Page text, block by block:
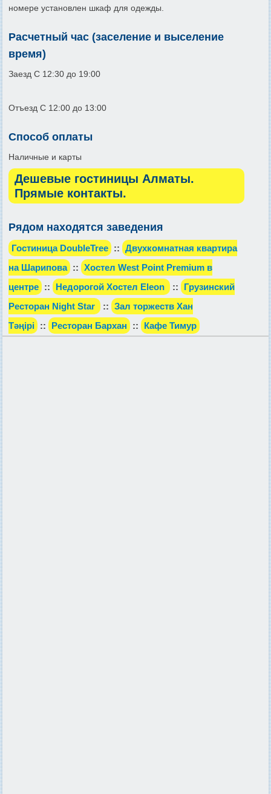
номере установлен шкаф для одежды.
Расчетный час (заселение и выселение
время)
Заезд С 12:30 до 19:00
Отъезд С 12:00 до 13:00
Способ оплаты
Наличные и карты
Дешевые гостиницы Алматы.
Прямые контакты.
Рядом находятся заведения
Гостиница DoubleTree :: Двухкомнатная квартира
на Шарипова :: Хостел West Point Premium в
центре :: Недорогой Хостел Eleon ::
Грузинский
Ресторан Night Star
:: Зал торжеств Хан
Тәңірі :: Ресторан Бархан :: Кафе Тимур